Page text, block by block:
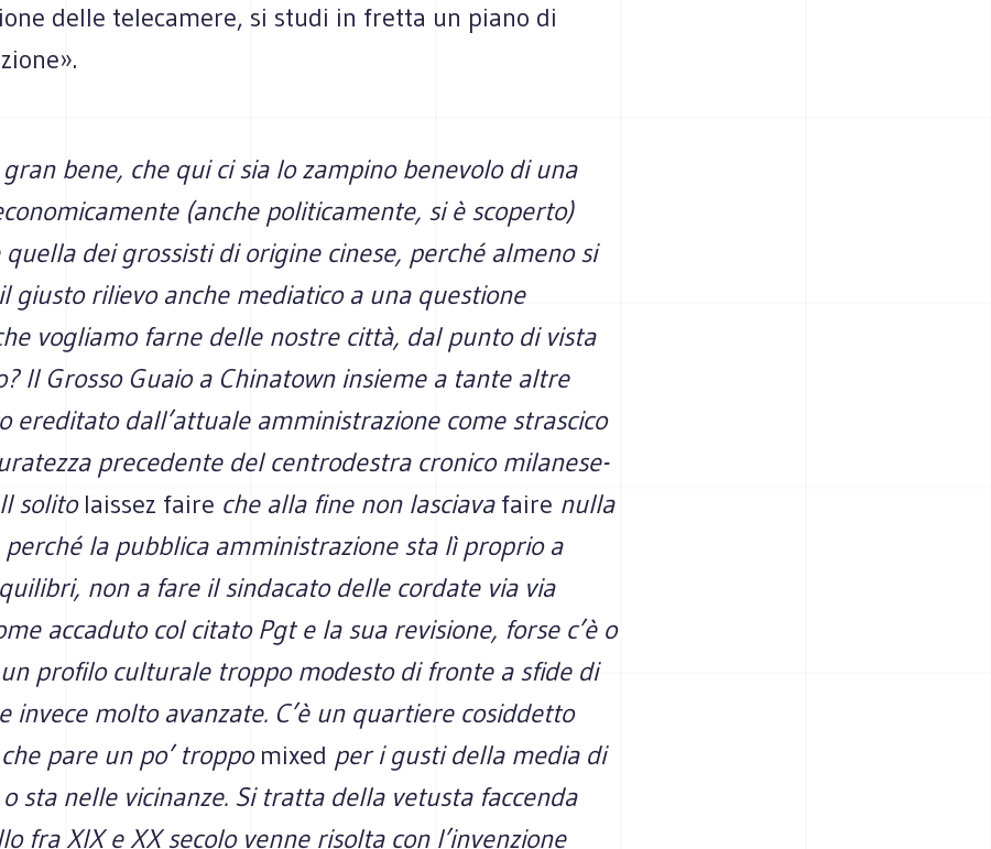
delle telecamere, si studi in fretta un piano di
bene, che qui ci sia lo zampino benevolo di una
(anche politicamente, si è scoperto)
dei grossisti di origine cinese, perché almeno si
giusto rilievo anche mediatico a una questione
vogliamo farne delle nostre città, dal punto di vista
Il Grosso Guaio a Chinatown insieme a tante altre
ereditato dall’attuale amministrazione come strascico
precedente del centrodestra cronico milanese-
solito laissez faire che alla fine non lasciava faire nulla
perché la pubblica amministrazione sta lì proprio a
non a fare il sindacato delle cordate via via
accaduto col citato Pgt e la sua revisione, forse c’è o
un profilo culturale troppo modesto di fronte a sfide di
invece molto avanzate. C’è un quartiere cosiddetto
che pare un po’ troppo mixed per i gusti della media di
sta nelle vicinanze. Si tratta della vetusta faccenda
fra XIX e XX secolo venne risolta con l’invenzione